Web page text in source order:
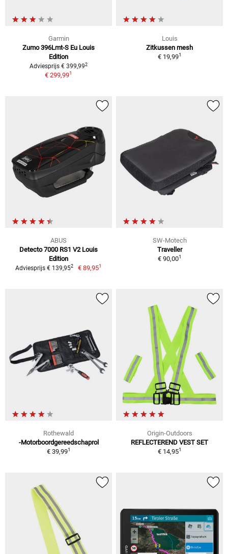
Garmin
Zumo 396Lmt-S Eu Louis
Edition
Adviesprijs € 399,992
€ 299,991
Louis
Zitkussen mesh
€ 19,991
ABUS
Detecto 7000 RS1 V2 Louis
Edition
Adviesprijs € 139,952 € 89,951
SW-Motech
Traveller
€ 90,001
Rothewald
-Motorboordgereedschaprol
€ 39,991
Origin-Outdoors
REFLECTEREND VEST SET
€ 14,951